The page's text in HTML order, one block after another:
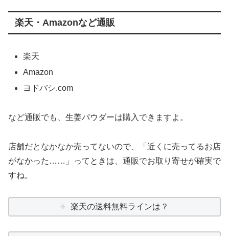
楽天・Amazonなど通販
楽天
Amazon
ヨドバシ.com
など通販でも、生姜パウダーは購入できますよ。
店舗だとなかなか売ってないので、「近くに売ってるお店
がなかった……」ってときは、通販でお取り寄せが確実で
すね。
楽天の送料無料ラインは？